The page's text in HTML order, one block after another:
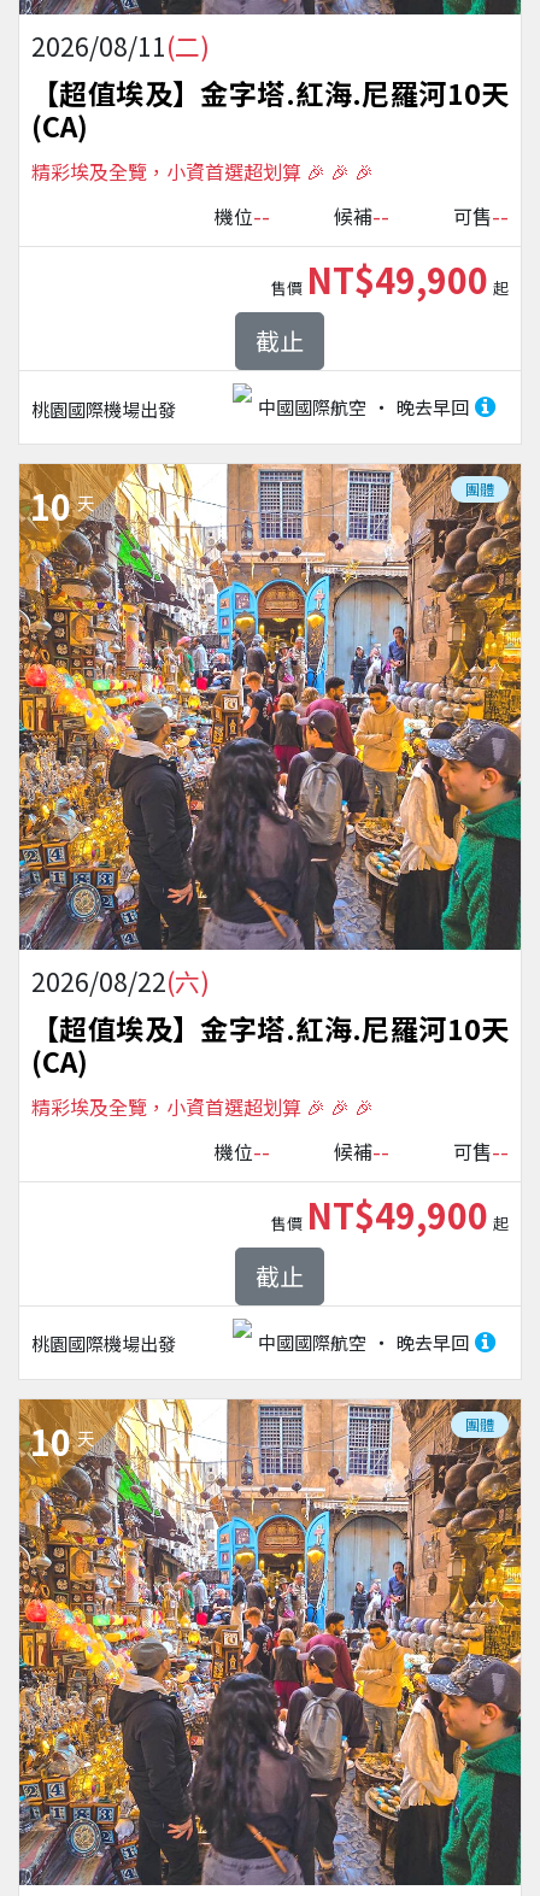
2026/08/11(二)
【超值埃及】金字塔.紅海.尼羅河10天
(CA)
精彩埃及全覽，小資首選超划算 🎉 🎉 🎉
機位-- 候補-- 可售--
桃園國際機場出發 中國國際航空 晚去早回
售價 NT$49,900 起
截止
10 天
團體
2026/08/22(六)
【超值埃及】金字塔.紅海.尼羅河10天
(CA)
精彩埃及全覽，小資首選超划算 🎉 🎉 🎉
機位-- 候補-- 可售--
桃園國際機場出發 中國國際航空 晚去早回
售價 NT$49,900 起
截止
10 天
團體